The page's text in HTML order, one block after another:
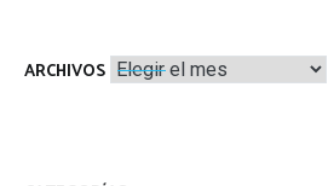
ARCHIVOS Archivos